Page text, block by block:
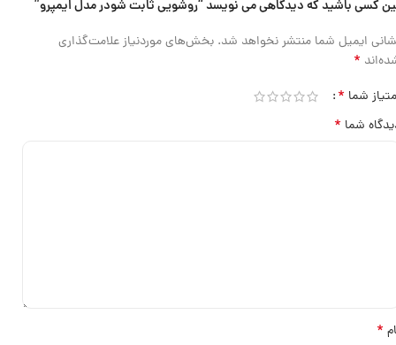
کسی باشید که دیدگاهی می نویسد “روشویی ثابت شودر مدل ایمپرو”
ایمیل شما منتشر نخواهد شد. بخش‌های موردنیاز علامت‌گذاری
*
شما *
شما *
*